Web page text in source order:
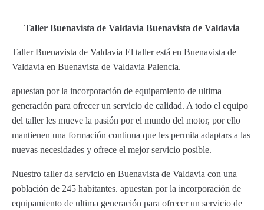
Taller Buenavista de Valdavia Buenavista de Valdavia
Taller Buenavista de Valdavia El taller está en Buenavista de
Valdavia en Buenavista de Valdavia Palencia.
apuestan por la incorporación de equipamiento de ultima
generación para ofrecer un servicio de calidad. A todo el equipo
del taller les mueve la pasión por el mundo del motor, por ello
mantienen una formación continua que les permita adaptars a las
nuevas necesidades y ofrece el mejor servicio posible.
Nuestro taller da servicio en Buenavista de Valdavia con una
población de 245 habitantes. apuestan por la incorporación de
equipamiento de ultima generación para ofrecer un servicio de